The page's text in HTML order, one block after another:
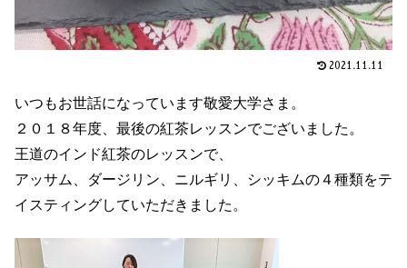
2021.11.11
いつもお世話になっています敬愛大学さま。
２０１８年度、最後の紅茶レッスンでございました。
王道のインド紅茶のレッスンで、
アッサム、ダージリン、ニルギリ、シッキムの４種類をテ
イスティングしていただきました。